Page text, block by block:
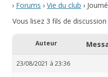
› Forums › Vie du club ›
Vous lisez 3 fils de discussion
Auteur
23/08/2021 à 23:36